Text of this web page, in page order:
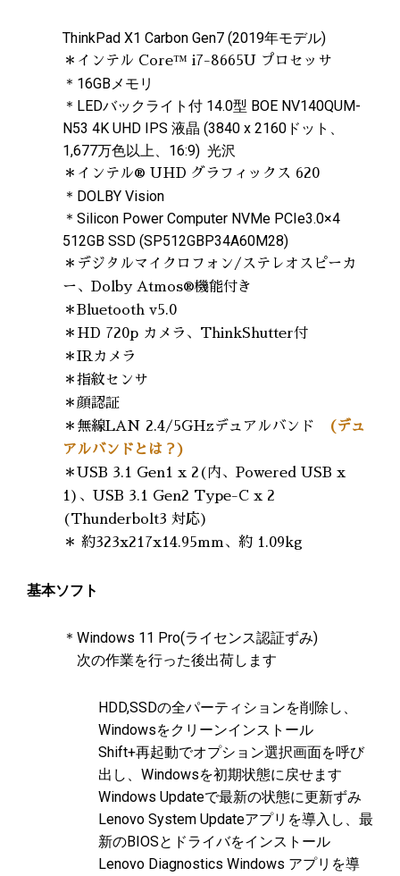
ThinkPad X1 Carbon Gen7 (2019年モデル)
＊インテル Core™ i7-8665U プロセッサ
＊16GBメモリ
＊LEDバックライト付 14.0型 BOE NV140QUM-
N53 4K UHD IPS 液晶 (3840 x 2160ドット、
1,677万色以上、16:9) 光沢
＊インテル® UHD グラフィックス 620
＊DOLBY Vision
＊Silicon Power Computer NVMe PCIe3.0×4
512GB SSD (SP512GBP34A60M28)
＊デジタルマイクロフォン/ステレオスピーカ
ー、Dolby Atmos®機能付き
＊Bluetooth v5.0
＊HD 720p カメラ、ThinkShutter付
＊IRカメラ
＊指紋センサ
＊顔認証
＊無線LAN 2.4/5GHzデュアルバンド
(デュ
アルバンドとは？)
＊USB 3.1 Gen1 x 2(内、Powered USB x
1)、USB 3.1 Gen2 Type-C x 2
(Thunderbolt3 対応)
＊ 約323x217x14.95mm、約 1.09kg
基本ソフト
＊Windows 11 Pro(ライセンス認証ずみ)
次の作業を行った後出荷します
HDD,SSDの全パーティションを削除し、
Windowsをクリーンインストール
Shift+再起動でオプション選択画面を呼び
出し、Windowsを初期状態に戻せます
Windows Updateで最新の状態に更新ずみ
Lenovo System Updateアプリを導入し、最
新のBIOSとドライバをインストール
Lenovo Diagnostics Windows アプリを導